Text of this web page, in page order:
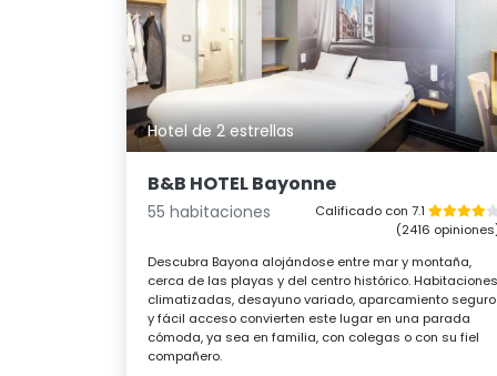
Hotel de 2 estrellas
B&B HOTEL Bayonne
55 habitaciones
Calificado con 7.1
(2416
Descubra Bayona alojándose entre mar y montaña,
cerca de las playas y del centro histórico.
climatizadas, desayuno variado, aparcamiento seguro
y fácil acceso convierten este lugar en una parada
cómoda, ya sea en familia, con colegas o con su fiel
compañero.